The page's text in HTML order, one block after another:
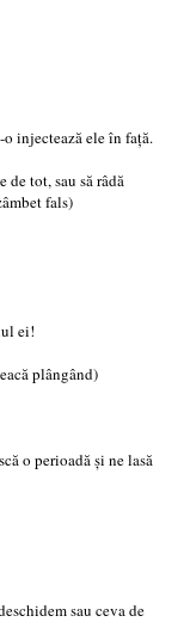
injectează ele în față.
de tot, sau să râdă
fals)
ei!
plângând)
o perioadă și ne lasă
sau ceva de